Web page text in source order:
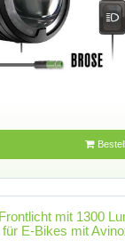
mit 1300
E-Bikes mit